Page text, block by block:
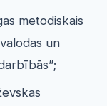
metodiskais
un